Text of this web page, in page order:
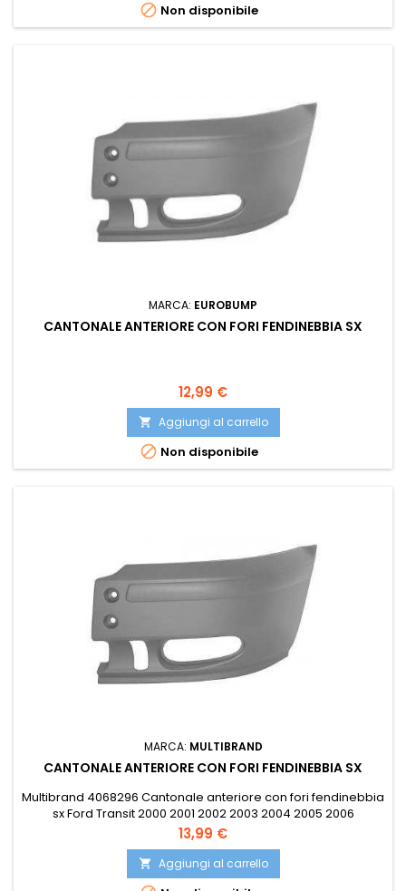
 Non disponibile
MARCA: EUROBUMP
CANTONALE ANTERIORE CON FORI FENDINEBBIA SX
Prezzo
12,99 €
 Aggiungi al carrello
 Non disponibile
MARCA: MULTIBRAND
CANTONALE ANTERIORE CON FORI FENDINEBBIA SX
Multibrand 4068296 Cantonale anteriore con fori fendinebbia
sx Ford Transit 2000 2001 2002 2003 2004 2005 2006
Compatibile con: EUROBUMP FOR07TR008 EUROBUMP
FOR07TR008T EUROSTAMP 071.33.9301 EUROSTAMP 71339301
JESSE UFV0523113V OE 4059350 OE 4068243 OE 4068247 OE
4352683 OE YC1517927AEYB PRASCO FD9101103 PRASCO
Prezzo
13,99 €
 Aggiungi al carrello